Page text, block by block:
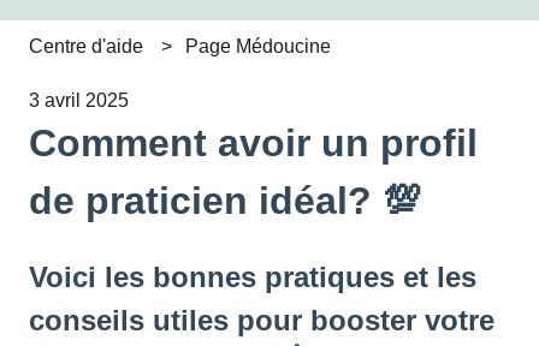
Centre d'aide Page Médoucine
3 avril 2025
Comment avoir un profil
de praticien idéal? 💯
Voici les bonnes pratiques et les
conseils utiles pour booster votre